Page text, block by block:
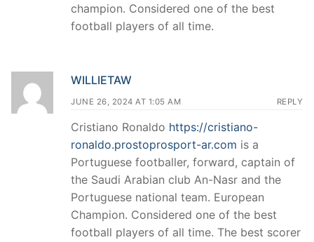
champion. Considered one of the best
football players of all time.
WILLIETAW
JUNE 26, 2024 AT 1:05 AM REPLY
Cristiano Ronaldo https://cristiano-
ronaldo.prostoprosport-ar.com is a
Portuguese footballer, forward, captain of
the Saudi Arabian club An-Nasr and the
Portuguese national team. European
Champion. Considered one of the best
football players of all time. The best scorer